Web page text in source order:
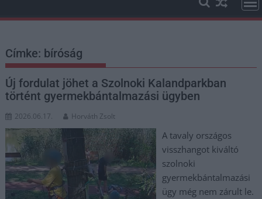
Címke: bíróság
Új fordulat jöhet a Szolnoki Kalandparkban
történt gyermekbántalmazási ügyben
2026.06.17. Horváth Zsolt
A tavaly országos
visszhangot kiváltó
szolnoki
gyermekbántalmazási
ügy még nem zárult le.